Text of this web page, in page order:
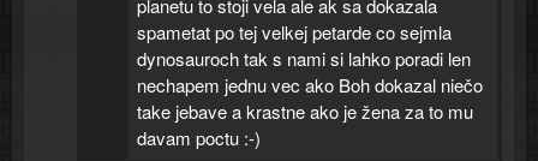
spametat po tej velkej petarde co sejmla
dynosauroch tak s nami si lahko poradi len
nechapem jednu vec ako Boh dokazal niečo
take jebave a krastne ako je žena za to mu
davam poctu :-)